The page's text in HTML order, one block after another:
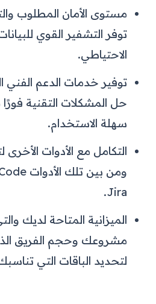
مستوى الأمان المطلوب
توفر التشفير القوي
الاحتياطي.
توفير خدمات الدعم الفني
حل المشكلات التقنية
سهلة الاستخدام.
التكامل مع الأدوات
Jira.
الميزانية المتاحة لديك
مشروعك وحجم الفريق
لتحديد الباقات التي